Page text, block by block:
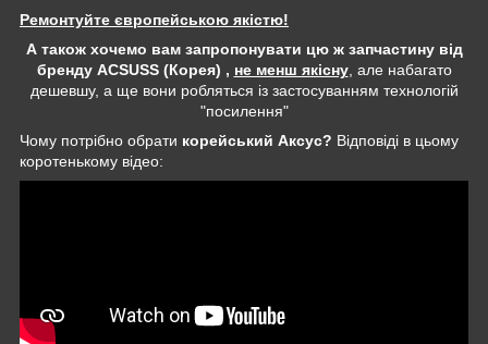
Ремонтуйте європейською якістю!
А також хочемо вам запропонувати цю ж запчастину від
бренду ACSUSS (Корея) , не менш якісну, але набагато
дешевшу, а ще вони робляться із застосуванням технологій
"посилення"
Чому потрібно обрати корейський Аксус? Відповіді в цьому
коротенькому відео: